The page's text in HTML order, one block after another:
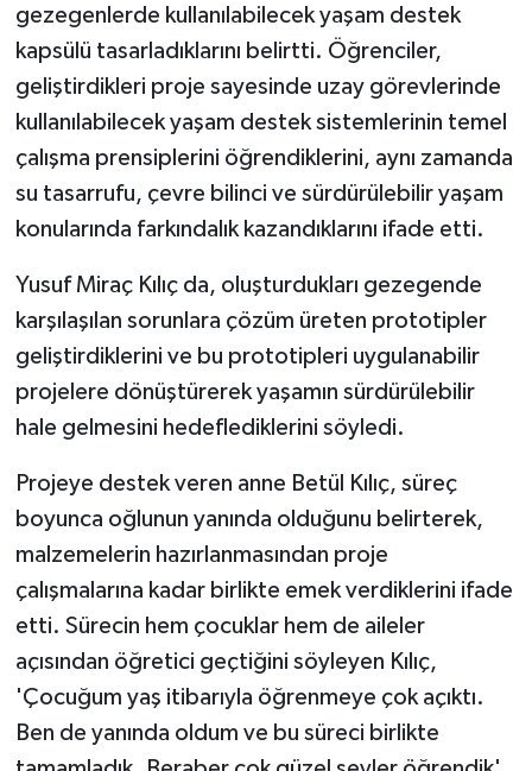
gezegenlerde kullanılabilecek yaşam destek
kapsülü tasarladıklarını belirtti. Öğrenciler,
geliştirdikleri proje sayesinde uzay görevlerinde
kullanılabilecek yaşam destek sistemlerinin temel
çalışma prensiplerini öğrendiklerini, aynı zamanda
su tasarrufu, çevre bilinci ve sürdürülebilir yaşam
konularında farkındalık kazandıklarını ifade etti.
Yusuf Miraç Kılıç da, oluşturdukları gezegende
karşılaşılan sorunlara çözüm üreten prototipler
geliştirdiklerini ve bu prototipleri uygulanabilir
projelere dönüştürerek yaşamın sürdürülebilir
hale gelmesini hedeflediklerini söyledi.
Projeye destek veren anne Betül Kılıç, süreç
boyunca oğlunun yanında olduğunu belirterek,
malzemelerin hazırlanmasından proje
çalışmalarına kadar birlikte emek verdiklerini ifade
etti. Sürecin hem çocuklar hem de aileler
açısından öğretici geçtiğini söyleyen Kılıç,
'Çocuğum yaş itibarıyla öğrenmeye çok açıktı.
Ben de yanında oldum ve bu süreci birlikte